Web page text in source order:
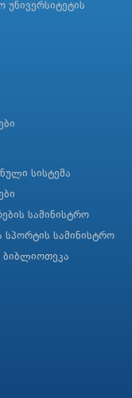
სისტემა
სამინისტრო
სამინისტრო